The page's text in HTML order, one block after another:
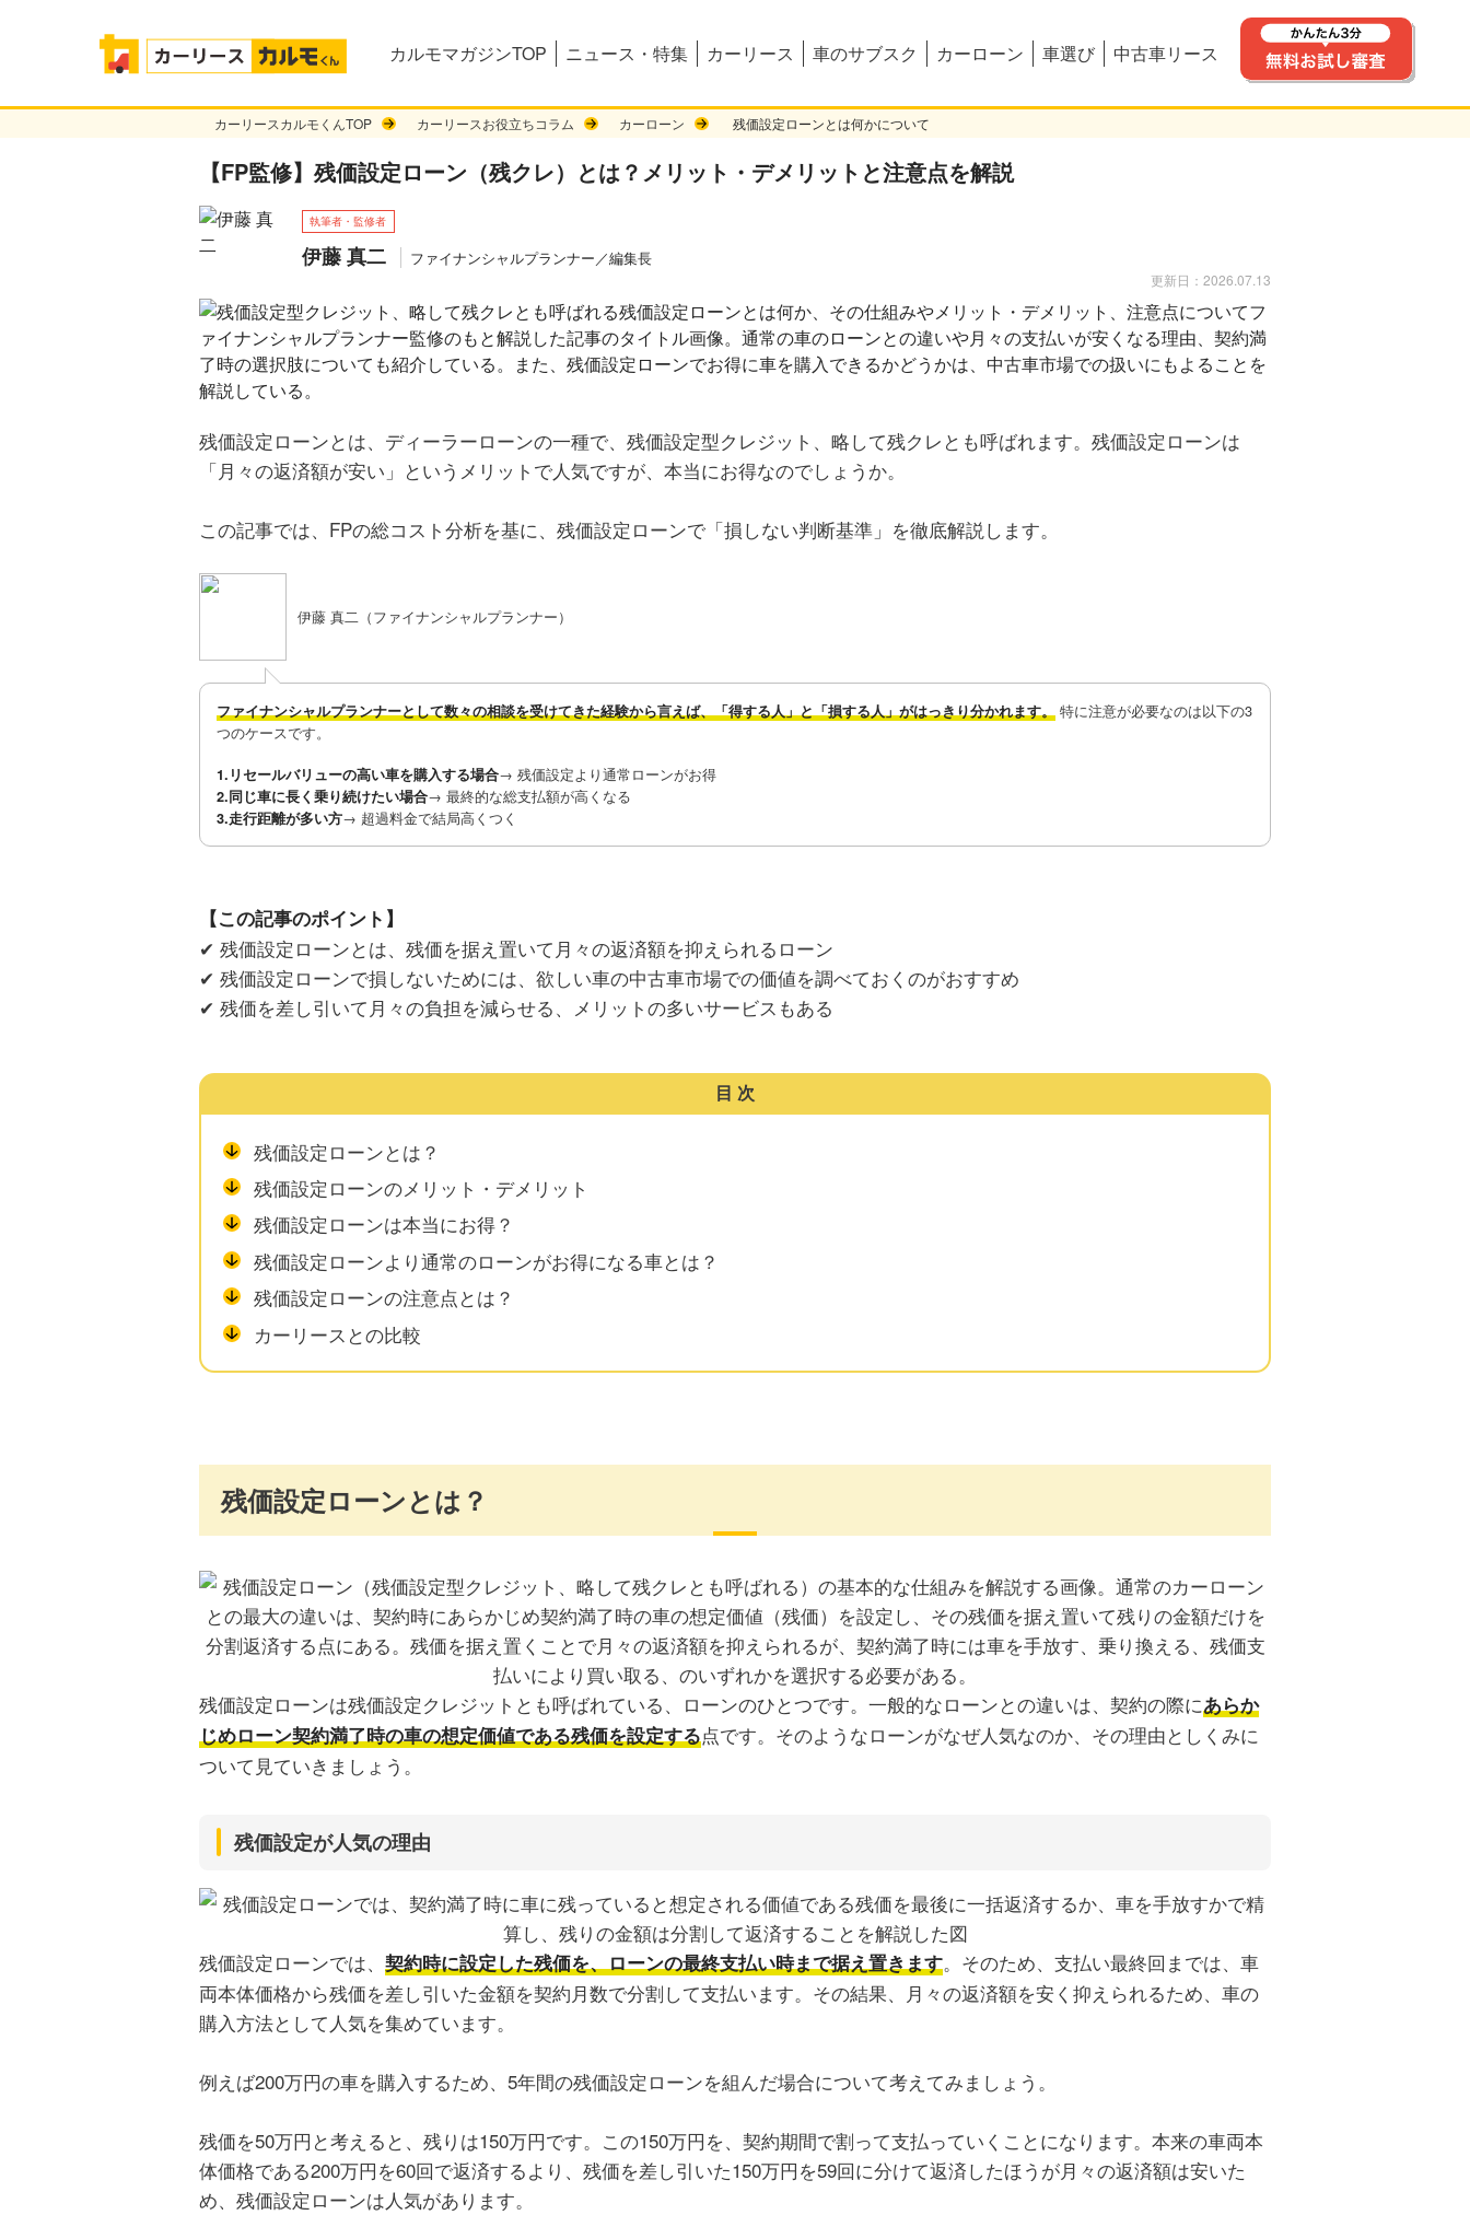
カルモマガジンTOP ニュース・特集 カーリース 車のサブスク カーローン 車選び 中古車リース
カーリースカルモくんTOP カーリースお役立ちコラム カーローン 残価設定ローンとは何かについて
【FP監修】残価設定ローン（残クレ）とは？メリット・デメリットと注意点を解説
執筆者・監修者
伊藤 真二 ファイナンシャルプランナー／編集長
更新日：2026.07.13
残価設定ローンとは、ディーラーローンの一種で、残価設定型クレジット、略して残クレとも呼ばれます。残価設定ローンは
「月々の返済額が安い」というメリットで人気ですが、本当にお得なのでしょうか。
この記事では、FPの総コスト分析を基に、残価設定ローンで「損しない判断基準」を徹底解説します。
伊藤 真二（ファイナンシャルプランナー）
ファイナンシャルプランナーとして数々の相談を受けてきた経験から言えば、「得する人」と「損する人」がはっきり分かれます。
特に注意が必要なのは以下の3
つのケースです。
1.リセールバリューの高い車を購入する場合→ 残価設定より通常ローンがお得
2.同じ車に長く乗り続けたい場合→ 最終的な総支払額が高くなる
3.走行距離が多い方→ 超過料金で結局高くつく
【この記事のポイント】
✔ 残価設定ローンとは、残価を据え置いて月々の返済額を抑えられるローン
✔ 残価設定ローンで損しないためには、欲しい車の中古車市場での価値を調べておくのがおすすめ
✔ 残価を差し引いて月々の負担を減らせる、メリットの多いサービスもある
目次
残価設定ローンとは？
残価設定ローンのメリット・デメリット
残価設定ローンは本当にお得？
残価設定ローンより通常のローンがお得になる車とは？
残価設定ローンの注意点とは？
カーリースとの比較
残価設定ローンとは？
残価設定ローンは残価設定クレジットとも呼ばれている、ローンのひとつです。一般的なローンとの違いは、契約の際にあらか
じめローン契約満了時の車の想定価値である残価を設定する点です。そのようなローンがなぜ人気なのか、その理由としくみに
ついて見ていきましょう。
残価設定が人気の理由
残価設定ローンでは、 契約時に設定した残価を、ローンの最終支払い時まで据え置きます。そのため、支払い最終回までは、車
両本体価格から残価を差し引いた金額を契約月数で分割して支払います。その結果、月々の返済額を安く抑えられるため、車の
購入方法として人気を集めています。
例えば200万円の車を購入するため、5年間の残価設定ローンを組んだ場合について考えてみましょう。
残価を50万円と考えると、残りは150万円です。この150万円を、契約期間で割って支払っていくことになります。本来の車両本
体価格である200万円を60回で返済するより、残価を差し引いた150万円を59回に分けて返済したほうが月々の返済額は安いた
め、残価設定ローンは人気があります。